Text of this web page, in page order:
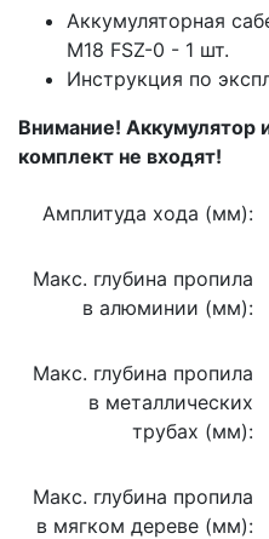
Аккумуляторная
M18 FSZ-0 - 1 шт.
Инструкция по
Внимание! Аккумулятор
комплект не входят!
Амплитуда хода (мм):
Макс. глубина пропила
в алюминии (мм):
Макс. глубина пропила
в металлических
трубах (мм):
Макс. глубина пропила
в мягком дереве (мм):